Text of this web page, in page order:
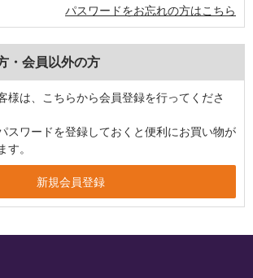
パスワードをお忘れの方はこちら
・会員以外の方
様は、こちらから会員登録を行ってくださ
スワードを登録しておくと便利にお買い物が
。